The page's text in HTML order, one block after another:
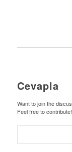
Cevapla
Want to join the
Feel free to contribute!